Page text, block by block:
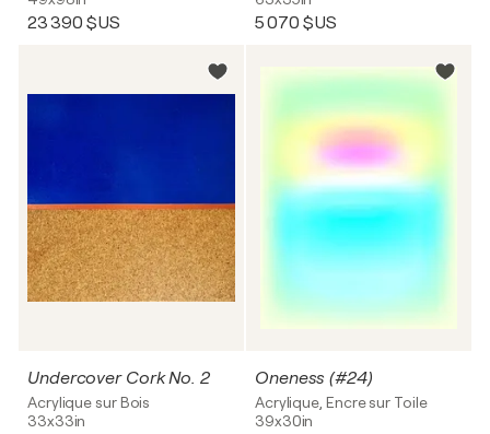
23 390 $US 5 070 $US
Undercover Cork No. 2
Acrylique sur Bois
33x33in
Oneness (#24)
Acrylique, Encre sur Toile
39x30in